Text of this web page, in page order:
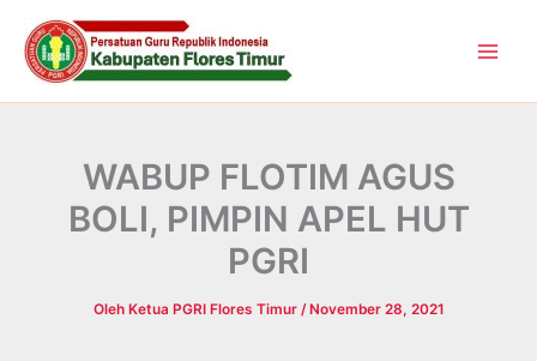
konten
WABUP FLOTIM AGUS
BOLI, PIMPIN APEL HUT
PGRI
Oleh Ketua PGRI Flores Timur / November 28, 2021